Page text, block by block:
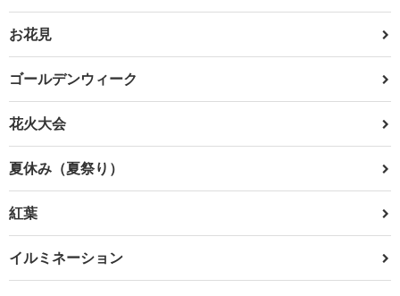
お花見
ゴールデンウィーク
花火大会
夏休み（夏祭り）
紅葉
イルミネーション